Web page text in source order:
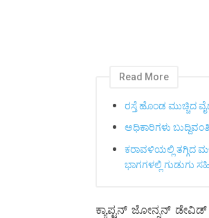
Read More
ರಸ್ತೆ ಹೊಂಡ ಮುಚ್ಚಿದ
ಅಧಿಕಾರಿಗಳು
ಕರಾವಳಿಯಲ್ಲಿ ತಗ್ಗಿದ
ಭಾಗಗಳಲ್ಲಿ ಗುಡುಗು
ಕ್ಯಾಪ್ಟನ್ ಜೋನ್ಸನ್ ಡೇವಿಡ್